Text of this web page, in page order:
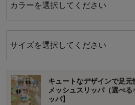
カラーを選択してください
サイズを選択してください
キュートなデザインで足元
メッシュスリッパ（選べ
ッパ】